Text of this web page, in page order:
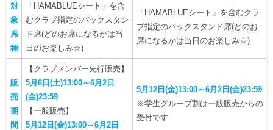
対
象
席
種
「HAMABLUEシート」を含
むクラブ指定のバックスタン
ド席(どのお席になるかは当
日のお楽しみ☆)
「HAMABLUEシート」を含むクラ
ブ指定のバックスタンド席(どのお
席になるかは当日のお楽しみ☆)
販
売
期
間
【クラブメンバー先行販売】
5月6日(土)13:00～6月2日
(金)23:59
【一般販売】
5月12日(金)13:00～6月2日
5月12日(金)13:00～6月2日(金)23:59
※学生グループ割は一般販売からの
受付です